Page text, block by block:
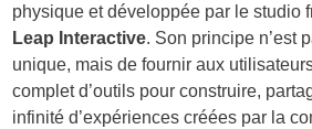
physique et développée par le studio
Leap Interactive. Son principe n’est
unique, mais de fournir aux
complet d’outils pour construire,
infinité d’expériences créées par la